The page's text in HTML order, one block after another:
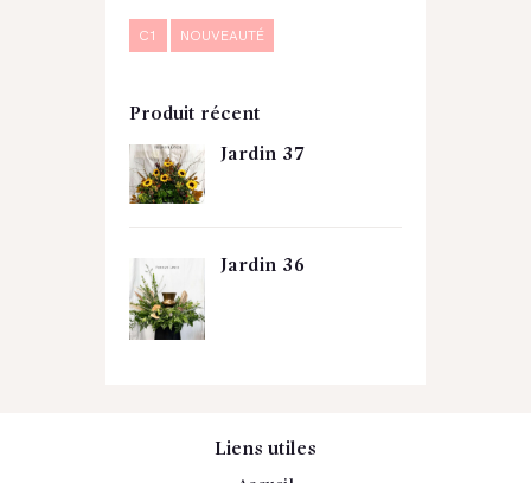
C1 NOUVEAUTÉ
Produit récent
Jardin 37
Jardin 36
Liens utiles